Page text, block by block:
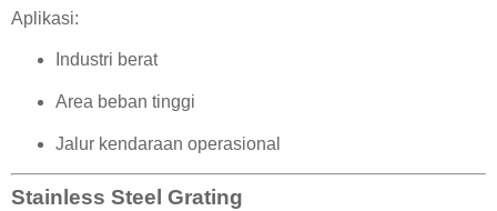
Aplikasi:
Industri berat
Area beban tinggi
Jalur kendaraan operasional
Stainless Steel Grating